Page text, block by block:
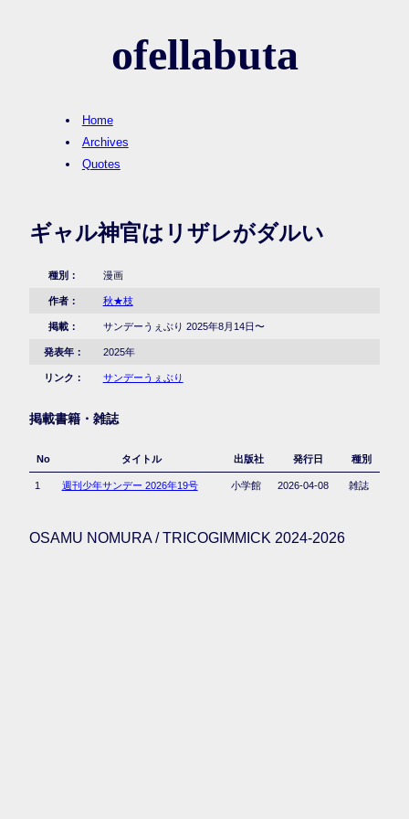
ofellabuta
Home
Archives
Quotes
ギャル神官はリザレがダルい
種別： 漫画
作者： 秋★枝
掲載： サンデーうぇぶり 2025年8月14日〜
発表年： 2025年
リンク： サンデーうぇぶり
掲載書籍・雑誌
No タイトル 出版社 発行日 種別
1 週刊少年サンデー 2026年19号 小学館 2026-04-08 雑誌
OSAMU NOMURA / TRICOGIMMICK 2024-2026